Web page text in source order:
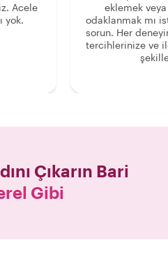
Acele
yok.
eklemek
odaklanmak mı
sorun. Her
tercihlerinize ve
Çıkarın Bari
Gibi